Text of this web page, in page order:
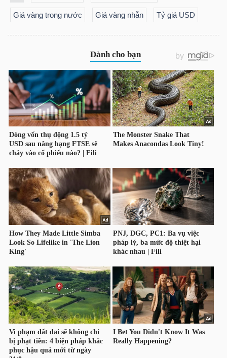
Giá vàng trong nước Giá vàng nhẫn Tỷ giá USD
TRÁI
CÔNG
CỤ
ĐẦU
TƯ
XUẤT
DỮ
LIỆU
Ngành
(-)
VS-
SECTOR
NĂNG